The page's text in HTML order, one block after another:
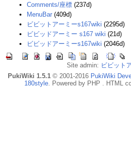
Comments/座標 (237d)
MenuBar (409d)
ビビットアーミーs167wiki (2295d)
ビビッドアーミー s167 wiki (21d)
ビビッドアーミーs167wiki (2046d)
Site admin: ビビット
PukiWiki 1.5.1© 2001-2016 PukiWiki
180style. Powered by PHP . HTML